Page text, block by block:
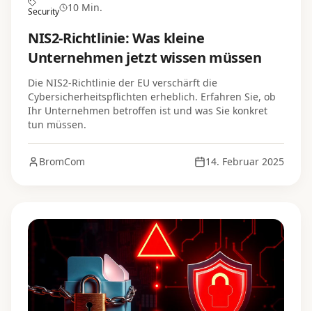
Security 10 Min.
NIS2-Richtlinie: Was kleine
Unternehmen jetzt wissen müssen
Die NIS2-Richtlinie der EU verschärft die
Cybersicherheitspflichten erheblich. Erfahren Sie, ob
Ihr Unternehmen betroffen ist und was Sie konkret
tun müssen.
BromCom 14. Februar 2025